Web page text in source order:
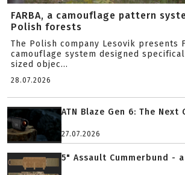
FARBA, a camouflage pattern
Polish forests
The Polish company Lesovik presents
camouflage system designed
sized objec...
28.07.2026
ATN Blaze Gen 6: The
27.07.2026
5" Assault Cummerbund -